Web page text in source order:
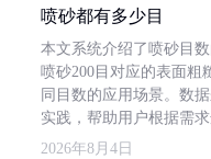
喷砂都有多少目
本文系统介绍了喷砂目
喷砂200目对应的表面粗
同目数的应用场景。数
实践，帮助用户根据需
2026年8月4日